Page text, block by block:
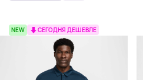
NEW СЕГОДНЯ ДЕШЕВЛЕ